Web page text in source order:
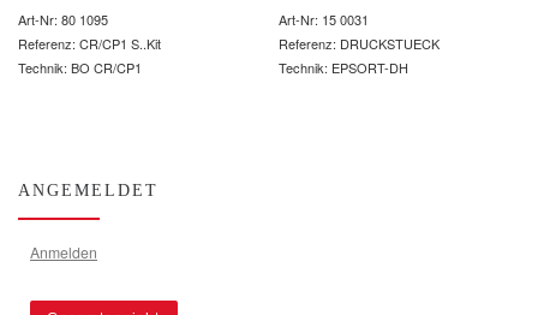
Art-Nr: 80 1095
Referenz: CR/CP1 S..Kit
Technik: BO CR/CP1
Art-Nr: 15 0031
Referenz: DRUCKSTUECK
Technik: EPSORT-DH
ANGEMELDET
Anmelden